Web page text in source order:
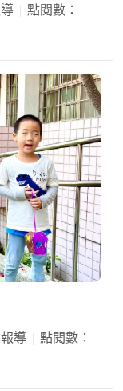
點閱數：
導
點閱數：